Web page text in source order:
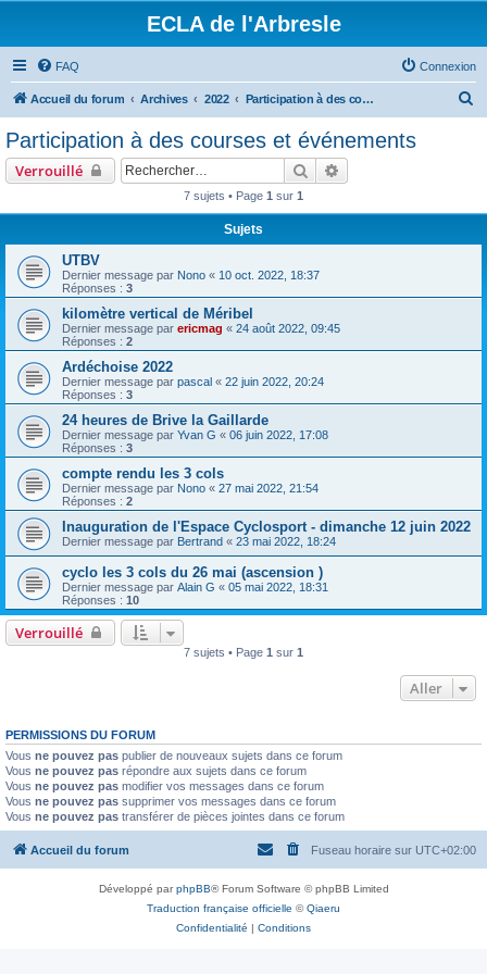
ECLA de l'Arbresle
FAQ Connexion
Accueil du forum Archives 2022 Participation à des courses et événements
Participation à des courses et événements
Verrouillé Rechercher
7 sujets • Page 1 sur 1
Sujets
UTBV
Dernier message par Nono « 10 oct. 2022, 18:37
Réponses : 3
kilomètre vertical de Méribel
Dernier message par ericmag « 24 août 2022, 09:45
Réponses : 2
Ardéchoise 2022
Dernier message par pascal « 22 juin 2022, 20:24
Réponses : 3
24 heures de Brive la Gaillarde
Dernier message par Yvan G « 06 juin 2022, 17:08
Réponses : 3
compte rendu les 3 cols
Dernier message par Nono « 27 mai 2022, 21:54
Réponses : 2
Inauguration de l'Espace Cyclosport - dimanche 12 juin 2022
Dernier message par Bertrand « 23 mai 2022, 18:24
cyclo les 3 cols du 26 mai (ascension )
Dernier message par Alain G « 05 mai 2022, 18:31
Réponses : 10
Verrouillé
7 sujets • Page 1 sur 1
Aller
PERMISSIONS DU FORUM
Vous ne pouvez pas publier de nouveaux sujets dans ce forum
Vous ne pouvez pas répondre aux sujets dans ce forum
Vous ne pouvez pas modifier vos messages dans ce forum
Vous ne pouvez pas supprimer vos messages dans ce forum
Vous ne pouvez pas transférer de pièces jointes dans ce forum
Accueil du forum Fuseau horaire sur UTC+02:00
Développé parphpBB® Forum Software © phpBB Limited
Traduction française officielle ©Qiaeru
Confidentialité | Conditions